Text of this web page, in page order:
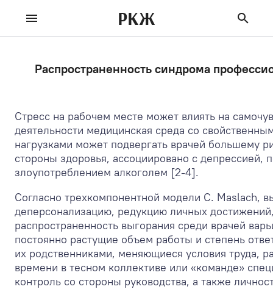
РКЖ
Распространенность синдрома
Стресс на рабочем месте может влиять на
деятельности медицинская среда со
нагрузками может подвергать врачей большему
стороны здоровья, ассоциировано с депрессией,
злоупотреблением алкоголем [2-4].
Согласно трехкомпонентной модели С. Maslach,
деперсонализацию, редукцию личных
распространенность выгорания среди врачей
постоянно растущие объем работы и степень
их родственниками, меняющиеся условия труда,
времени в тесном коллективе или «команде»
контроль со стороны руководства, а также